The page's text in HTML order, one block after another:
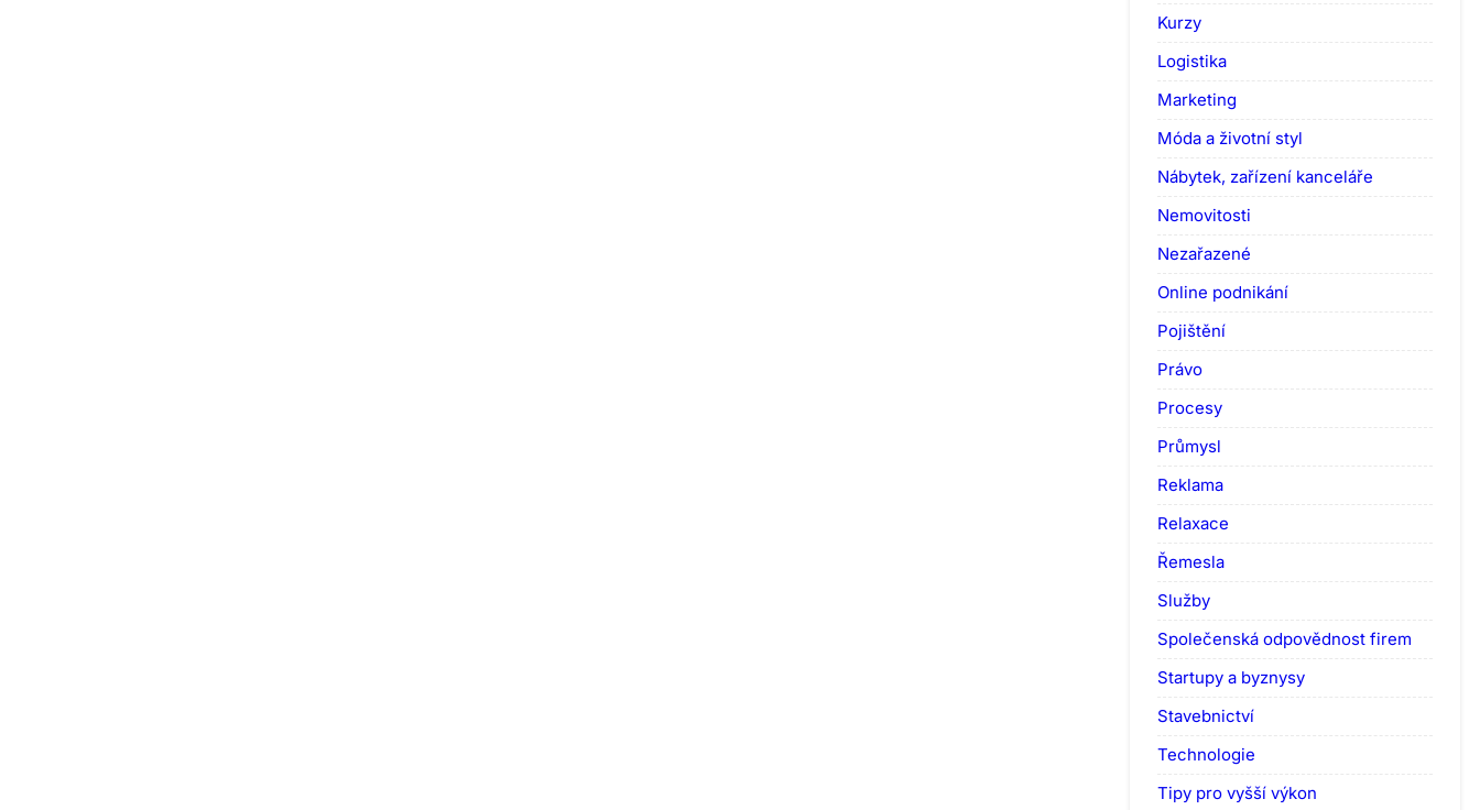
Kurzy
Logistika
Marketing
Móda a životní styl
Nábytek, zařízení kanceláře
Nemovitosti
Nezařazené
Online podnikání
Pojištění
Právo
Procesy
Průmysl
Reklama
Relaxace
Řemesla
Služby
Společenská odpovědnost firem
Startupy a byznysy
Stavebnictví
Technologie
Tipy pro vyšší výkon